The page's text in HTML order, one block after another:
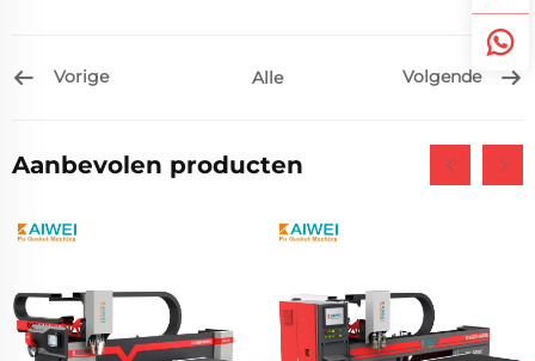
Vorige Alle Volgende
Aanbevolen producten